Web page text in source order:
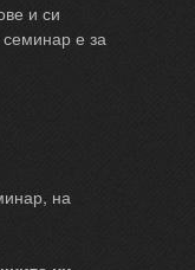
и си
е за
на